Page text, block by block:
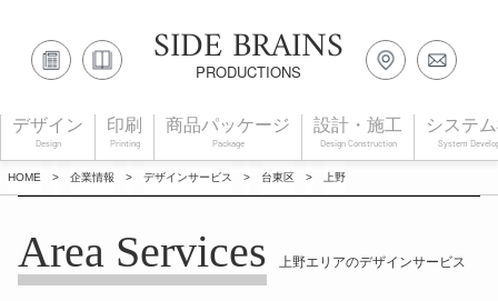
SIDE BRAINS
PRODUCTIONS
デザイン
Design
印刷
Printing
商品パッケージ
Package
設計・施工
Design Construction
システ
System
HOME > 企業情報 > デザインサービス > 台東区 > 上野
Area Services 上野エリアのデザインサービス